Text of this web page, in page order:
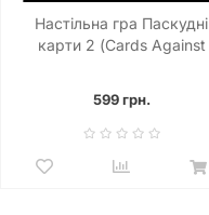
Настільна гра Паскудні
карти 2 (Cards Against
599 грн.